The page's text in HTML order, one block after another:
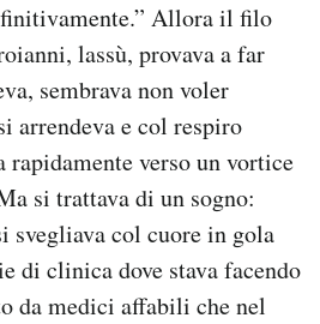
Allora il filo
lassù, provava a far
sembrava non voler
arrendeva e col respiro
rapidamente verso un vortice
si trattava di un sogno:
col cuore in gola
di clinica dove stava facendo
da medici affabili che nel